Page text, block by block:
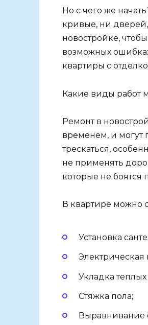
Но с чего же
кривые, ни
новостройке,
возможных
квартиры с
Какие виды работ
Ремонт в
временем, и могут
трескаться,
не применять
которые не боятся
В квартире можно
Установка
Электрическая
Укладка теплых
Стяжка пола;
Выравнивание